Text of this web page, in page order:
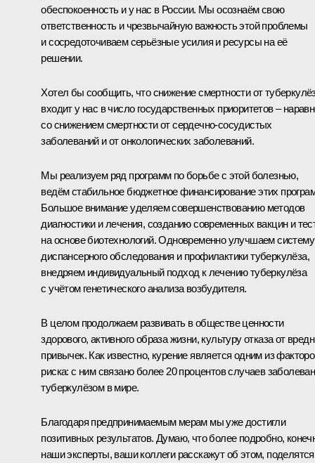
обеспокоенность и у нас в России. Мы осознаём свою
ответственность и чрезвычайную важность этой проблемы
и сосредоточиваем серьёзные усилия и ресурсы на её
решении.
Хотел бы сообщить, что снижение смертности от
входит у нас в число государственных приоритетов –
со снижением смертности от сердечно-сосудистых
заболеваний и от онкологических заболеваний.
Мы реализуем ряд программ по борьбе с этой болезнью,
ведём стабильное бюджетное финансирование этих
Большое внимание уделяем совершенствованию методов
диагностики и лечения, созданию современных вакцин и
на основе биотехнологий. Одновременно улучшаем систему
диспансерного обследования и профилактики туберкулёза,
внедряем индивидуальный подход к лечению туберкулёза
с учётом генетического анализа возбудителя.
В целом продолжаем развивать в обществе ценности
здорового, активного образа жизни, культуру отказа от
привычек. Как известно, курение является одним из
риска: с ним связано более 20 процентов случаев
туберкулёзом в мире.
Благодаря предпринимаемым мерам мы уже достигли
позитивных результатов. Думаю, что более подробно,
наши эксперты, ваши коллеги расскажут об этом, поделятся